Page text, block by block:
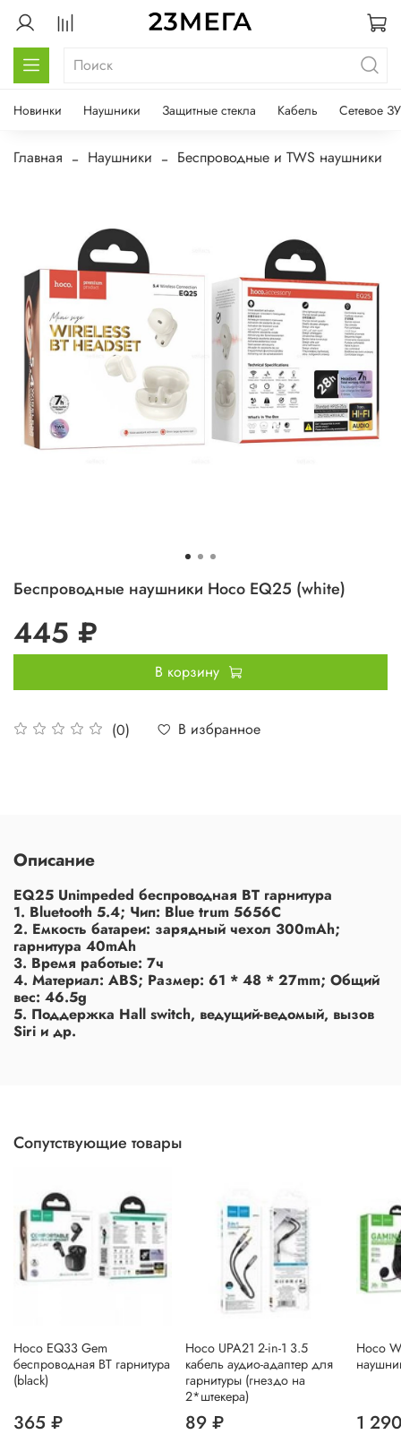
Новинки Наушники Защитные стекла Кабель Сетевое ЗУ
Главная Наушники Беспроводные и TWS наушники
Беспроводные наушники Hoco EQ25 (white)
(0) В избранное
445 ₽
В корзину
Описание
EQ25 Unimpeded беспроводная BT гарнитура
1. Bluetooth 5.4; Чип: Blue trum 5656C
2. Емкость батареи: зарядный чехол 300mAh;
гарнитура 40mAh
3. Время работыe: 7ч
4. Материал: ABS; Размер: 61 * 48 * 27mm; Общий
вес: 46.5g
5. Поддержка Hall switch, ведущий-ведомый, вызов
Siri и др.
Сопутствующие товары
Hoco EQ33 Gem
беспроводная BT гарнитура
(black)
365 ₽
Hoco UPA21 2-in-1 3.5
кабель аудио-адаптер для
гарнитуры (гнездо на
2*штекера)
89 ₽
Hoco
1